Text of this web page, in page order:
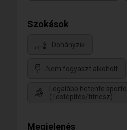
Szokások
Dohányzik
Nem fogyaszt alkoholt
Legalább hetente sportol
(Testépítés/fitnesz)
Megjelenés